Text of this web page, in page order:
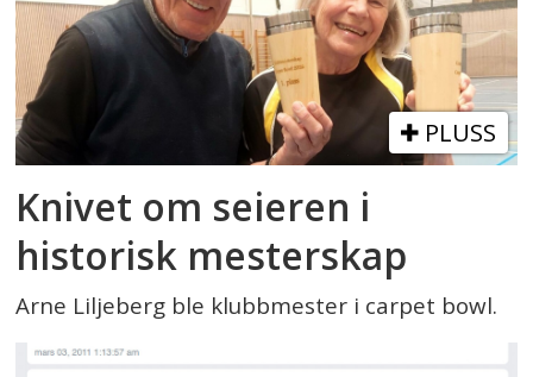
PLUSS
Knivet om seieren i
historisk mesterskap
Arne Liljeberg ble klubbmester i carpet bowl.